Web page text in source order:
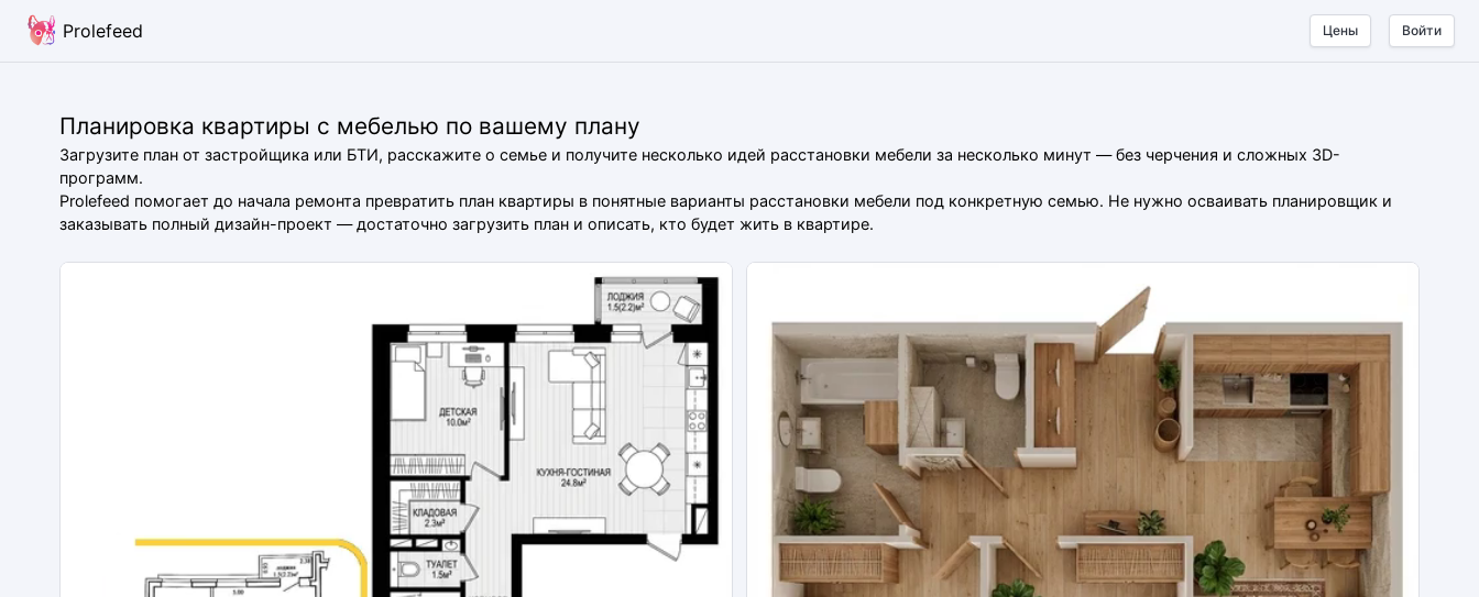
Prolefeed Цены Войти
Планировка квартиры с мебелью по вашему плану
Загрузите план от застройщика или БТИ, расскажите о семье и получите несколько идей расстановки мебели за несколько минут — без черчения и сложных 3D-
программ.
Prolefeed помогает до начала ремонта превратить план квартиры в понятные варианты расстановки мебели под конкретную семью. Не нужно осваивать планировщик и
заказывать полный дизайн-проект — достаточно загрузить план и описать, кто будет жить в квартире.